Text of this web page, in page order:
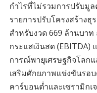
กำไรที่ไม่รวมการปรับมู
รายการปรับโครงสร้าง
สำหรับงวด 669 ล้านบาท
กระแสเงินสด (EBITDA)
การณ์พายุเศรษฐกิจโลกแ
เสริมศักยภาพแข่งขันรอ
คาร์บอนต่ำและเซรามิก